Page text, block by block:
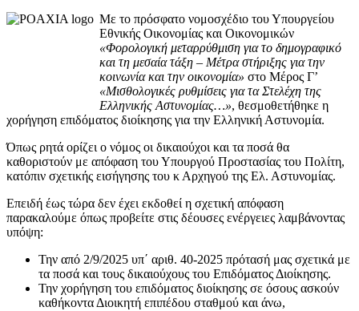
Με το πρόσφατο νομοσχέδιο του Υπουργείου
Εθνικής Οικονομίας και Οικονομικών
«Φορολογική μεταρρύθμιση για το δημογραφικό
και τη μεσαία τάξη – Μέτρα στήριξης για την
κοινωνία και την οικονομία» στο Μέρος Γ’
«Μισθολογικές ρυθμίσεις για τα Στελέχη της
Ελληνικής Αστυνομίας…», θεσμοθετήθηκε η
χορήγηση επιδόματος διοίκησης για την Ελληνική Αστυνομία.
Όπως ρητά ορίζει ο νόμος οι δικαιούχοι και τα ποσά θα
καθοριστούν με απόφαση του Υπουργού Προστασίας του Πολίτη,
κατόπιν σχετικής εισήγησης του κ Αρχηγού της Ελ. Αστυνομίας.
Επειδή έως τώρα δεν έχει εκδοθεί η σχετική απόφαση
παρακαλούμε όπως προβείτε στις δέουσες ενέργειες λαμβάνοντας
υπόψη:
Την από 2/9/2025 υπ΄ αριθ. 40-2025 πρότασή μας σχετικά με
τα ποσά και τους δικαιούχους του Επιδόματος Διοίκησης.
Την χορήγηση του επιδόματος διοίκησης σε όσους ασκούν
καθήκοντα Διοικητή επιπέδου σταθμού και άνω,